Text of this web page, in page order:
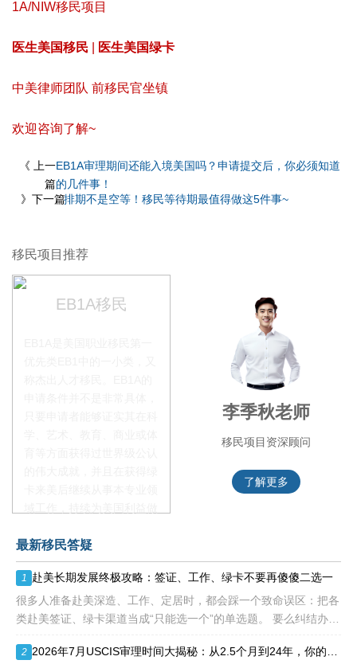
1A/NIW移民项目
医生美国移民 医生美国绿卡
中美律师团队 前移民官坐镇
欢迎咨询了解~
《 上一
篇
EB1A审理期间还能入境美国吗？申请提交后，你必须知道
的几件事！
》下一篇排期不是空等！移民等待期最值得做这5件事~
移民项目推荐
EB1A移民
额占全球移民签证配额的
28.6%，即大约4万个移民
签证，都会用于满足"优
先"移民类别的申请。EB1A
不需要雇主支持、不用办理
等的限制，所以也愈来愈受
李季秋老师
移民项目资深顾问
了解更多
最新移民答疑
1
赴美长期发展终极攻略：签证、工作、绿卡不要再傻傻二选一
很多人准备赴美深造、工作、定居时，都会踩一个致命误区：把各
类赴美签证、绿卡渠道当成“只能选一个”的单选题。 要么纠结办哪
突、白白浪费几年
2